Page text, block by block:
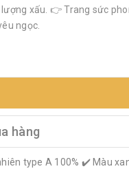
xấu. 👉 Trang sức
ngọc.
hàng
type A 100% ✔️ Màu